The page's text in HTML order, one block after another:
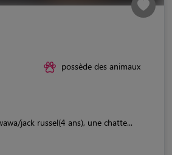
possède des animaux
jack russel(4 ans), une chatte...